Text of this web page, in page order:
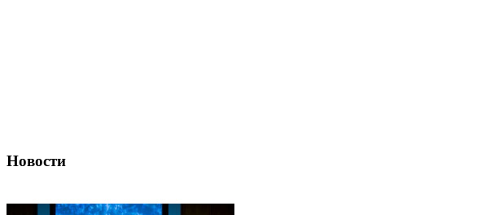
Новости